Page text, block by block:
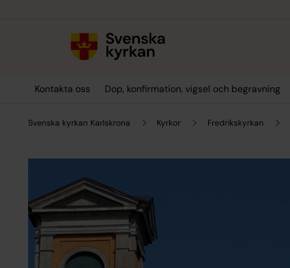
Kontakta oss Dop, konfirmation, vigsel och begravning
Svenska kyrkan Karlskrona Kyrkor Fredrikskyrkan